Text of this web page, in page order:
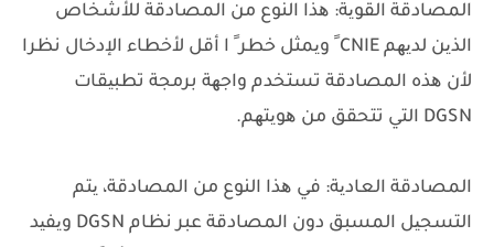
المصادقة القویة: ھذا النوع من المصادقة للأشخاص
الذین لدیھم CNIE ً ویمثل خطر ً ا أقل لأخطاء الإدخال نظرا
لأن ھذه المصادقة تستخدم واجھة برمجة تطبیقات
DGSN التي تتحقق من ھویتھم.
المصادقة العادیة: في ھذا النوع من المصادقة، یتم
التسجیل المسبق دون المصادقة عبر نظام DGSN ویفید